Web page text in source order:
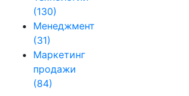
(130)
Менеджмент
(31)
Маркетинг
продажи
(84)